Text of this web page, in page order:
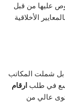
عليها من قبل
الأخلاقية
بل شملت المكاتب
في طلبارقام
عالي من